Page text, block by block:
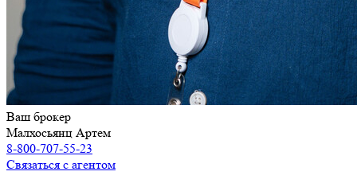
Ваш брокер
Малхосьянц Артем
8-800-707-55-23
Связаться с агентом